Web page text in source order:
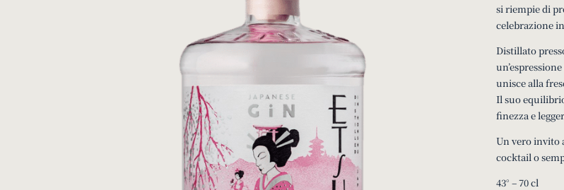
si riempie di
celebrazione
Distillato
unisce alla
Il suo
finezza e
Un vero invito
cocktail o
43° – 70 cl